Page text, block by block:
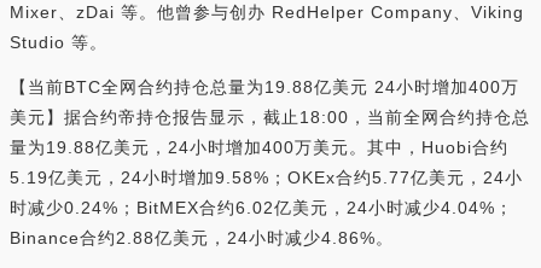
Mixer、zDai 等。他曾参与创办 RedHelper Company、Viking
Studio 等。
【当前BTC全网合约持仓总量为19.88亿美元 24小时增加400万
美元】据合约帝持仓报告显示，截止18:00，当前全网合约持仓总
量为19.88亿美元，24小时增加400万美元。其中，Huobi合约
5.19亿美元，24小时增加9.58%；OKEx合约5.77亿美元，24小
时减少0.24%；BitMEX合约6.02亿美元，24小时减少4.04%；
Binance合约2.88亿美元，24小时减少4.86%。